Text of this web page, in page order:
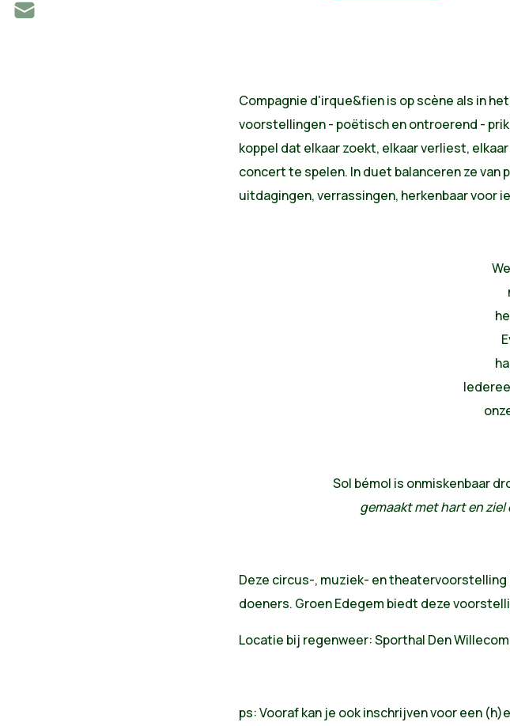
Compagnie d'irque&fien is op scène als in
voorstellingen - poëtisch en ontroerend -
koppel dat elkaar zoekt, elkaar verliest,
concert te spelen. In duet balanceren ze van
uitdagingen, verrassingen, herkenbaar voor
Sol bémol is onmiskenbaar
gemaakt met hart en ziel
Deze circus-, muziek- en
doeners. Groen Edegem biedt deze
Locatie bij regenweer: Sporthal Den
ps: Vooraf kan je ook inschrijven voor een